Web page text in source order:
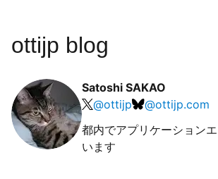
ottijp blog
Satoshi SAKAO
@ottijp @ottijp.com
都内でアプリケーション
います